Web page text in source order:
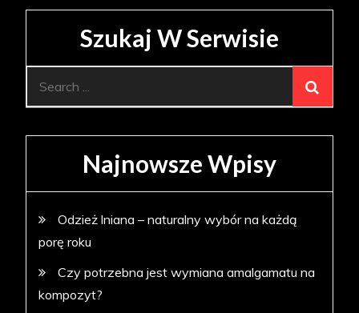
Szukaj W Serwisie
Najnowsze Wpisy
Odzież lniana – naturalny wybór na każdą
porę roku
Czy potrzebna jest wymiana amalgamatu na
kompozyt?